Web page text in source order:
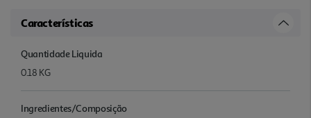
Características
Quantidade Liquida
0.18 KG
Ingredientes/Composição